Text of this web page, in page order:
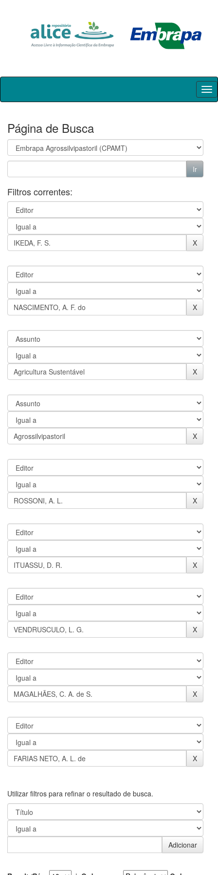
Skip
Página de Busca
Filtros correntes:
Utilizar filtros para refinar o resultado de busca.